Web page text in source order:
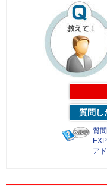
質問し
質
ア